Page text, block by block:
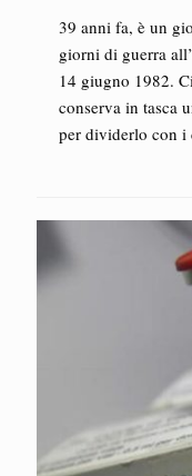
39 anni fa, è un
giorni di guerra
14 giugno 1982.
conserva in tasca
per dividerlo con i